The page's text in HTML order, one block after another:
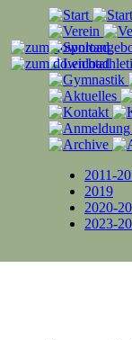
2011-
2019
2020-
2023-